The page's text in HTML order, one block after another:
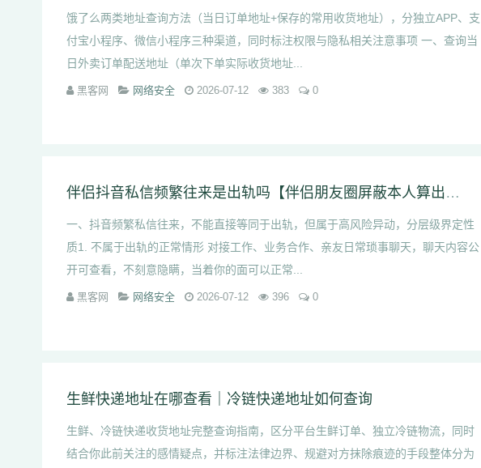
饿了么两类地址查询方法（当日订单地址+保存的常用收货地址），分独立APP、支
付宝小程序、微信小程序三种渠道，同时标注权限与隐私相关注意事项 一、查询当
日外卖订单配送地址（单次下单实际收货地址...
黑客网 网络安全 2026-07-12 383 0
伴侣抖音私信频繁往来是出轨吗【伴侣朋友圈屏蔽本人算出轨迹象吗】
一、抖音频繁私信往来，不能直接等同于出轨，但属于高风险异动，分层级界定性
质1. 不属于出轨的正常情形 对接工作、业务合作、亲友日常琐事聊天，聊天内容公
开可查看，不刻意隐瞒，当着你的面可以正常...
黑客网 网络安全 2026-07-12 396 0
生鲜快递地址在哪查看｜冷链快递地址如何查询
生鲜、冷链快递收货地址完整查询指南，区分平台生鲜订单、独立冷链物流，同时
结合你此前关注的感情疑点，并标注法律边界、规避对方抹除痕迹的手段整体分为